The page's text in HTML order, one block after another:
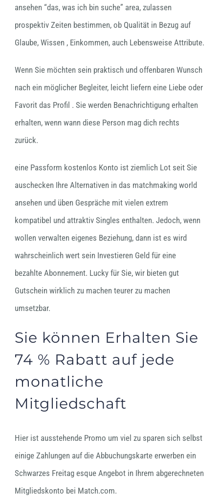
ansehen “das, was ich bin suche” area, zulassen
prospektiv Zeiten bestimmen, ob Qualität in Bezug auf
Glaube, Wissen , Einkommen, auch Lebensweise Attribute.
Wenn Sie möchten sein praktisch und offenbaren Wunsch
nach ein möglicher Begleiter, leicht liefern eine Liebe oder
Favorit das Profil . Sie werden Benachrichtigung erhalten
erhalten, wenn wann diese Person mag dich rechts
zurück.
eine Passform kostenlos Konto ist ziemlich Lot seit Sie
auschecken Ihre Alternativen in das matchmaking world
ansehen und üben Gespräche mit vielen extrem
kompatibel und attraktiv Singles enthalten. Jedoch, wenn
wollen verwalten eigenes Beziehung, dann ist es wird
wahrscheinlich wert sein Investieren Geld für eine
bezahlte Abonnement. Lucky für Sie, wir bieten gut
Gutschein wirklich zu machen teurer zu machen
umsetzbar.
Sie können Erhalten Sie
74 % Rabatt auf jede
monatliche
Mitgliedschaft
Hier ist ausstehende Promo um viel zu sparen sich selbst
einige Zahlungen auf die Abbuchungskarte erwerben ein
Schwarzes Freitag esque Angebot in Ihrem abgerechneten
Mitgliedskonto bei Match.com.